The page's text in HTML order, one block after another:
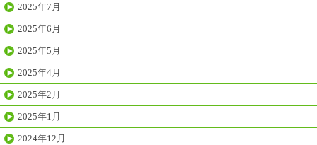
2025年7月
2025年6月
2025年5月
2025年4月
2025年2月
2025年1月
2024年12月